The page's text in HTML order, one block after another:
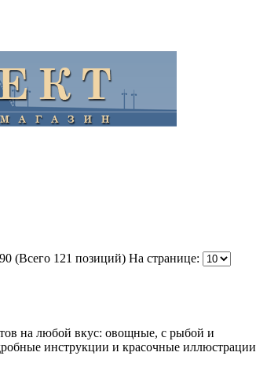
(Всего 121 позиций) На странице:
на любой вкус: овощные, с рыбой и
инструкции и красочные иллюстрации